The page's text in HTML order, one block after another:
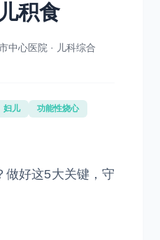
积食
中心医院 · 儿科综合
妇儿
功能性烧心
做好这5大关键，守